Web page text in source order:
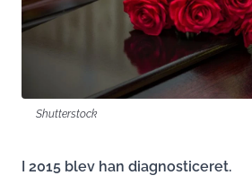
Shutterstock
I 2015 blev han diagnosticeret.